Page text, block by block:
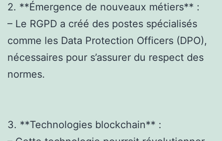
2. **Émergence de nouveaux métiers** :
– Le RGPD a créé des postes spécialisés
comme les Data Protection Officers (DPO),
nécessaires pour s’assurer du respect des
normes.
3. **Technologies blockchain** :